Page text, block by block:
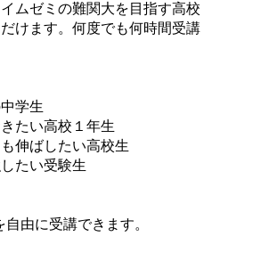
ムゼミの難関大を目指す高校
けます。何度でも何時間受講
学生
たい高校１年生
伸ばしたい高校生
たい受験生
由に受講できます。